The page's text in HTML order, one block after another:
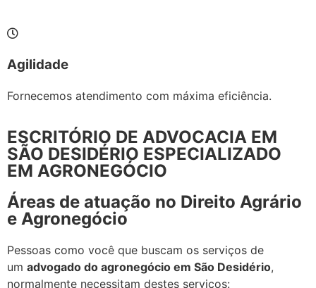
Agilidade
Fornecemos atendimento com máxima eficiência.
ESCRITÓRIO DE ADVOCACIA EM
SÃO DESIDÉRIO ESPECIALIZADO
EM AGRONEGÓCIO
Áreas de atuação no Direito Agrário
e Agronegócio
Pessoas como você que buscam os serviços de
um advogado do agronegócio em São Desidério,
normalmente necessitam destes serviços: